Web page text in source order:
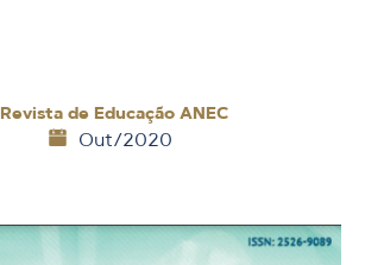
Revista de Educação ANEC
Out/2020